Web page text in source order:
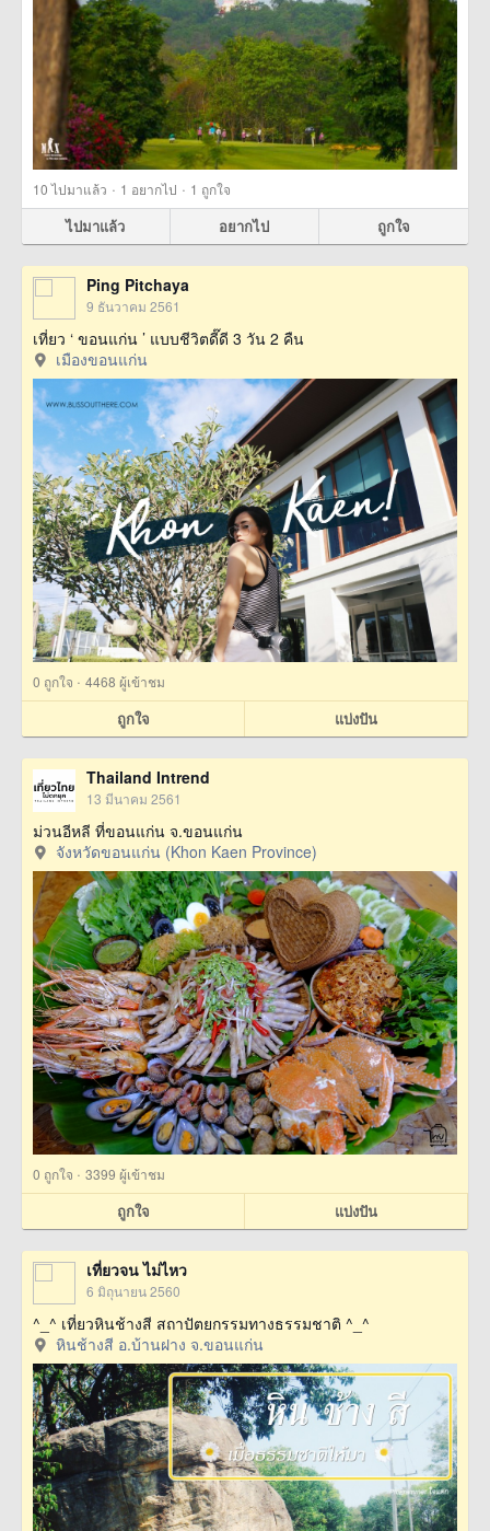
10ไปมาแล้ว · 1 อยากไป · 1 ถูกใจ
ไปมาแล้ว อยากไป ถูกใจ
Ping Pitchaya
9 ธันวาคม 2561
เที่ยว ‘ ขอนแก่น ’ แบบชีวิตดี๊ดี 3 วัน 2 คืน
เมืองขอนแก่น
0 ถูกใจ · 4468 ผู้เข้าชม
ถูกใจ แบ่งปัน
Thailand Intrend
13 มีนาคม 2561
ม่วนอีหลี ที่ขอนแก่น จ.ขอนแก่น
จังหวัดขอนแก่น (Khon Kaen Province)
0 ถูกใจ · 3399 ผู้เข้าชม
ถูกใจ แบ่งปัน
เที่ยวจน ไม่ไหว
6 มิถุนายน 2560
^_^ เที่ยวหินช้างสี สถาปัตยกรรมทางธรรมชาติ ^_^
หินช้างสี อ.บ้านฝาง จ.ขอนแก่น